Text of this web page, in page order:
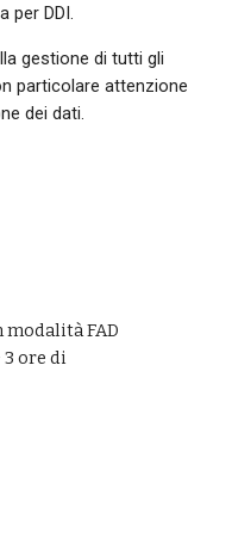
per DDI.
gestione di tutti gli
particolare attenzione
dei dati.
FAD
3 ore di